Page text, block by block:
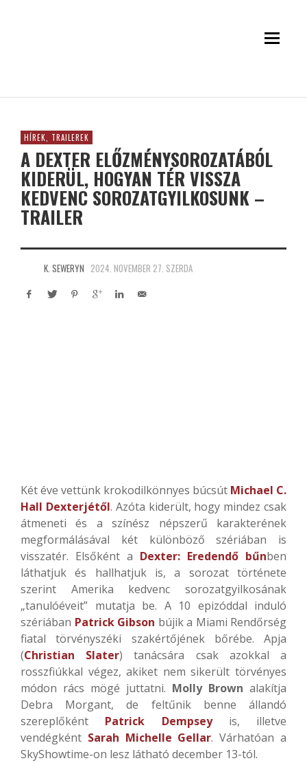
HÍREK, TRAILEREK
A DEXTER ELŐZMÉNYSOROZATÁBÓL
KIDERÜL, HOGYAN TÉR VISSZA
KEDVENC SOROZATGYILKOSUNK –
TRAILER
K. SEWERYN 2024. NOVEMBER 27. SZERDA
Két éve vettünk krokodilkönnyes búcsút Michael C.
Hall Dexterjétől. Azóta kiderült, hogy mindez csak
átmeneti és a színész népszerű karakterének
megformálásával két különböző szériában is
visszatér. Elsőként a Dexter: Eredendő bűnben
láthatjuk és hallhatjuk is, a sorozat története
szerint Amerika kedvenc sorozatgyilkosának
„tanulóéveit” mutatja be. A 10 epizóddal induló
szériában Patrick Gibson bújik a Miami Rendőrség
fiatal törvényszéki szakértőjének bőrébe. Apja
(Christian Slater) tanácsára csak azokkal a
rosszfiúkkal végez, akiket nem sikerült törvényes
módon rács mögé juttatni. Molly Brown alakítja
Debra Morgant, de feltűnik benne állandó
szereplőként Patrick Dempseyis, illetve
vendégként Sarah Michelle Gellar. Várhatóan a
SkyShowtime-on lesz látható december 13-tól.